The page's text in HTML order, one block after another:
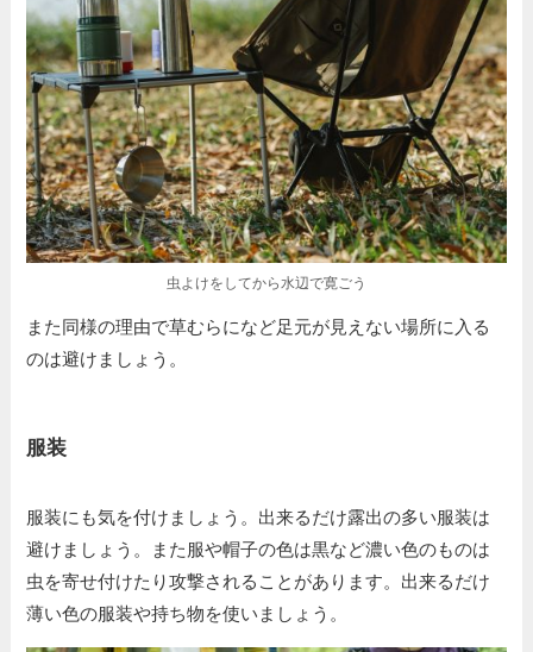
虫よけをしてから水辺で寛ごう
また同様の理由で草むらになど足元が見えない場所に入る
のは避けましょう。
服装
服装にも気を付けましょう。出来るだけ露出の多い服装は
避けましょう。また服や帽子の色は黒など濃い色のものは
虫を寄せ付けたり攻撃されることがあります。出来るだけ
薄い色の服装や持ち物を使いましょう。